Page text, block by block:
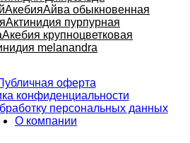
АкебияАйва обыкновенная
Актинидия пурпурная
Акебия крупноцветковая
melanandra
оферта
конфиденциальности
персональных данных
О компании